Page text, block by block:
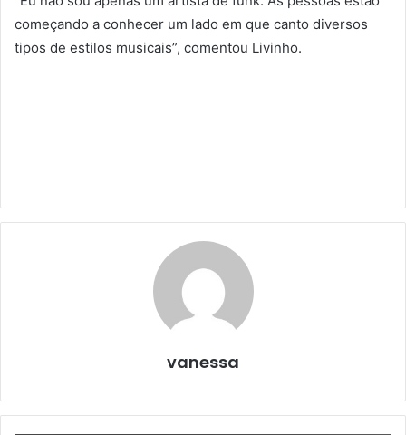
começando a conhecer um lado em que canto diversos
tipos de estilos musicais”, comentou Livinho.
vanessa